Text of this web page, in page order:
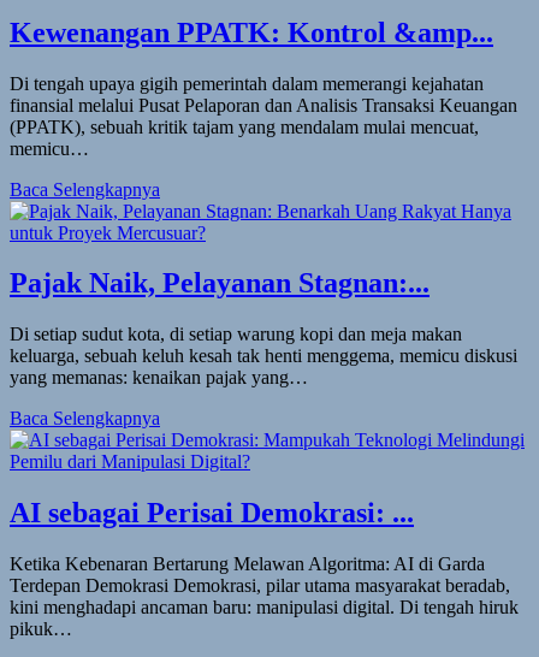
Kewenangan PPATK: Kontrol &amp...
Di tengah upaya gigih pemerintah dalam memerangi kejahatan
finansial melalui Pusat Pelaporan dan Analisis Transaksi Keuangan
(PPATK), sebuah kritik tajam yang mendalam mulai mencuat,
memicu…
Baca Selengkapnya
Pajak Naik, Pelayanan Stagnan:...
Di setiap sudut kota, di setiap warung kopi dan meja makan
keluarga, sebuah keluh kesah tak henti menggema, memicu diskusi
yang memanas: kenaikan pajak yang…
Baca Selengkapnya
AI sebagai Perisai Demokrasi: ...
Ketika Kebenaran Bertarung Melawan Algoritma: AI di Garda
Terdepan Demokrasi Demokrasi, pilar utama masyarakat beradab,
kini menghadapi ancaman baru: manipulasi digital. Di tengah hiruk
pikuk…